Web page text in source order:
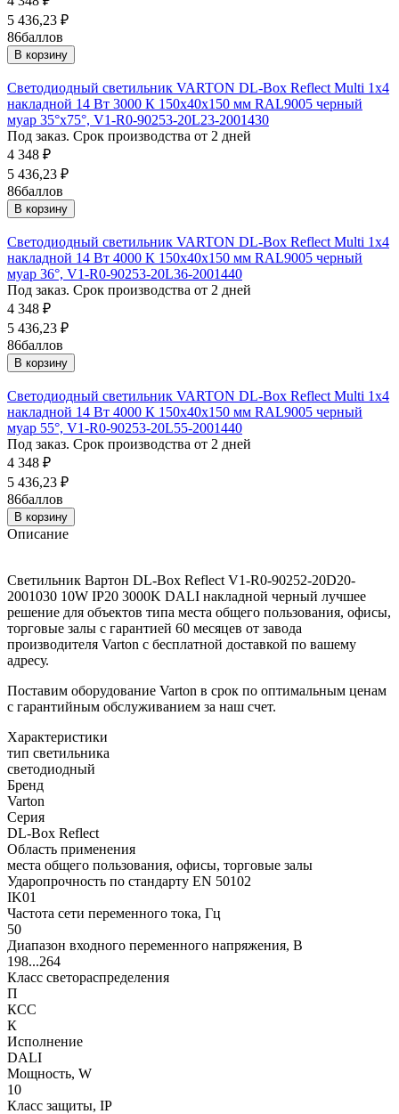
5 436,23 ₽
86баллов
В корзину
Светодиодный светильник VARTON DL-Box Reflect Multi 1x4
накладной 14 Вт 3000 К 150х40х150 мм RAL9005 черный
муар 35°x75°, V1-R0-90253-20L23-2001430
Под заказ. Срок производства от 2 дней
4 348 ₽
5 436,23 ₽
86баллов
В корзину
Светодиодный светильник VARTON DL-Box Reflect Multi 1x4
накладной 14 Вт 4000 К 150х40х150 мм RAL9005 черный
муар 36°, V1-R0-90253-20L36-2001440
Под заказ. Срок производства от 2 дней
4 348 ₽
5 436,23 ₽
86баллов
В корзину
Светодиодный светильник VARTON DL-Box Reflect Multi 1x4
накладной 14 Вт 4000 К 150х40х150 мм RAL9005 черный
муар 55°, V1-R0-90253-20L55-2001440
Под заказ. Срок производства от 2 дней
4 348 ₽
5 436,23 ₽
86баллов
В корзину
Описание
Светильник Вартон DL-Box Reflect V1-R0-90252-20D20-
2001030 10W IP20 3000K DALI накладной черный лучшее
решение для объектов типа места общего пользования, офисы,
торговые залы с гарантией 60 месяцев от завода
производителя Varton с бесплатной доставкой по вашему
адресу.
Поставим оборудование Varton в срок по оптимальным ценам
с гарантийным обслуживанием за наш счет.
Характеристики
тип светильника
светодиодный
Бренд
Varton
Серия
DL-Box Reflect
Область применения
места общего пользования, офисы, торговые залы
Ударопрочность по стандарту EN 50102
IK01
Частота сети переменного тока, Гц
50
Диапазон входного переменного напряжения, В
198...264
Класс светораспределения
П
КСС
К
Исполнение
DALI
Мощность, W
10
Класс защиты, IP